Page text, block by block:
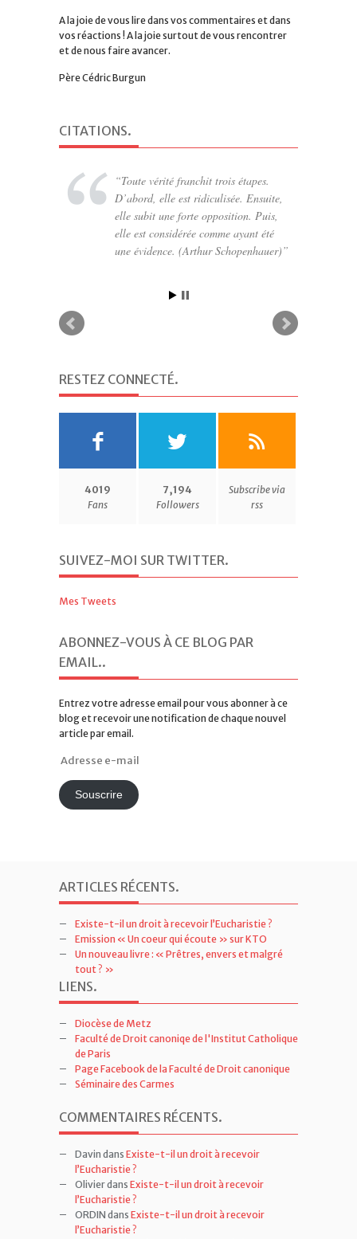
A la joie de vous lire dans vos commentaires et dans
vos réactions ! A la joie surtout de vous rencontrer
et de nous faire avancer.
Père Cédric Burgun
CITATIONS.
Toute vérité franchit trois étapes.
D’abord, elle est ridiculisée. Ensuite,
elle subit une forte opposition. Puis,
elle est considérée comme ayant été
une évidence. (Arthur Schopenhauer)
RESTEZ CONNECTÉ.
4019
Fans
7,194
Followers
Subscribe via
rss
SUIVEZ-MOI SUR TWITTER.
Mes Tweets
ABONNEZ-VOUS À CE BLOG PAR
EMAIL..
Entrez votre adresse email pour vous abonner à ce
blog et recevoir une notification de chaque nouvel
article par email.
Adresse
mailSouscrire
ARTICLES RÉCENTS.
Existe-t-il un droit à recevoir l’Eucharistie ?
Emission « Un coeur qui écoute » sur KTO
Un nouveau livre : « Prêtres, envers et malgré
tout ? »
LIENS.
Diocèse de Metz
Faculté de Droit canoniqe de l'Institut Catholique
de Paris
Page Facebook de la Faculté de Droit canonique
Séminaire des Carmes
COMMENTAIRES RÉCENTS.
Davin dans Existe-t-il un droit à recevoir
l’Eucharistie ?
Olivierdans Existe-t-il un droit à recevoir
l’Eucharistie ?
ORDIN dans Existe-t-il un droit à recevoir
l’Eucharistie ?